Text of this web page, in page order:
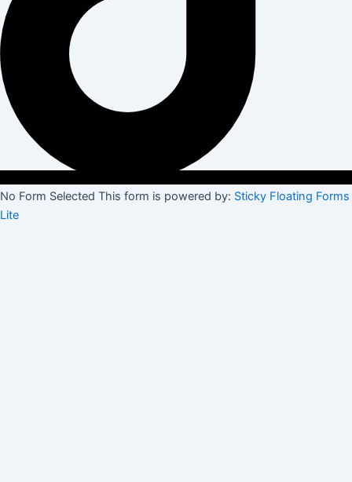
No Form Selected This form is powered by: Sticky Floating Forms
Lite